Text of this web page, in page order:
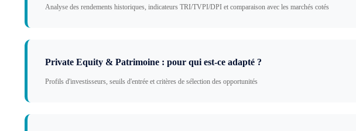
Analyse des rendements historiques, indicateurs TRI/TVPI/DPI et comparaison avec les marchés cotés
Private Equity & Patrimoine : pour qui est-ce adapté ?
Profils d'investisseurs, seuils d'entrée et critères de sélection des opportunités